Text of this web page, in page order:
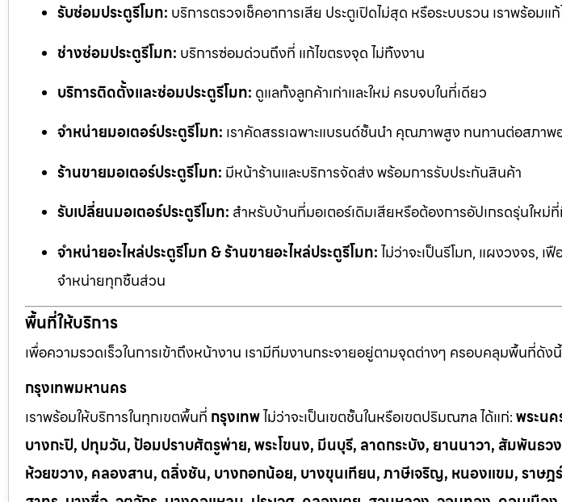
รับซ่อมประตูรีโมท: บริการตรวจเช็คอาการเสีย ประตูเปิดไม่สุด หรือระบบรวน เราพร้อมแ
ช่างซ่อมประตูรีโมท: บริการซ่อมด่วนถึงที่ แก้ไขตรงจุด ไม่ทิ้งงาน
บริการติดตั้งและซ่อมประตูรีโมท: ดูแลทั้งลูกค้าเก่าและใหม่ ครบจบในที่เดียว
จำหน่ายมอเตอร์ประตูรีโมท: เราคัดสรรเฉพาะแบรนด์ชั้นนำ คุณภาพสูง ทนทานต่อสภาพ
ร้านขายมอเตอร์ประตูรีโมท: มีหน้าร้านและบริการจัดส่ง พร้อมการรับประกันสินค้า
รับเปลี่ยนมอเตอร์ประตูรีโมท: สำหรับบ้านที่มอเตอร์เดิมเสียหรือต้องการอัปเกรดรุ่นใหม่
จำหน่ายอะไหล่ประตูรีโมท & ร้านขายอะไหล่ประตูรีโมท:ไม่ว่าจะเป็นรีโมท, แผงวงจร, เ
จำหน่ายทุกชิ้นส่วน
พื้นที่ให้บริการ
เพื่อความรวดเร็วในการเข้าถึงหน้างาน เรามีทีมงานกระจายอยู่ตามจุดต่างๆ ครอบคลุมพื้นที่ดัง
กรุงเทพมหานคร
เราพร้อมให้บริการในทุกเขตพื้นที่ กรุงเทพไม่ว่าจะเป็นเขตชั้นในหรือเขตปริมณฑล ได้แก่:พระน
บางกะปิ, ปทุมวัน, ป้อมปราบศัตรูพ่าย, พระโขนง, มีนบุรี, ลาดกระบัง, ยานนาวา, สัมพันธ
ห้วยขวาง, คลองสาน, ตลิ่งชัน, บางกอกน้อย, บางขุนเทียน, ภาษีเจริญ, หนองแขม, ราษ